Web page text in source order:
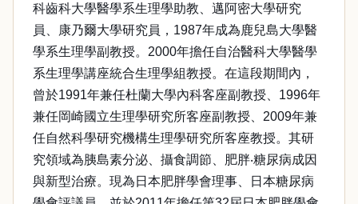
科齒科大學醫學系生理學助教、邁阿密大學研究
員、康乃爾大學研究員，1987年成為鹿兒島大學醫
學系生理學副教授。2000年擔任自治醫科大學醫學
系生理學講座統合生理學組教授。在這段期間內，
曾於1991年兼任杜蘭大學內科客座副教授、1996年
兼任岡崎國立生理學研究所客座副教授、2009年兼
任自然科學研究機構生理學研究所客座教授。其研
究領域為胰島素分泌、攝食調節、肥胖‧糖尿病成因
與新型治療。現為日本肥胖學會理事、日本糖尿病